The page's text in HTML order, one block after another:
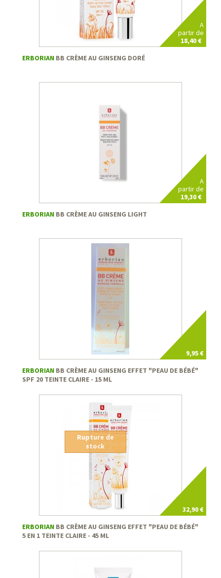
A
partir de
18,40 €
ERBORIAN BB CRÈME AU GINSENG DORÉ
A
partir de
19,30 €
ERBORIAN BB CRÈME AU GINSENG LIGHT
9,95 €
ERBORIAN BB CRÈME AU GINSENG EFFET "PEAU DE BÉBÉ"
SPF 20 TEINTE CLAIRE - 15 ML
32,90 €
Rupture de
stock
ERBORIAN BB CRÈME AU GINSENG EFFET "PEAU DE BÉBÉ"
5 EN 1 TEINTE CLAIRE - 45 ML